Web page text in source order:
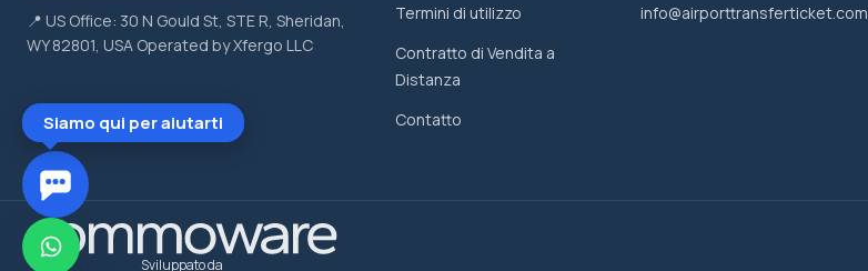
📍 US Office: 30 N Gould St, STE R, Sheridan,
WY 82801, USA Operated by Xfergo LLC
Termini di utilizzo
Contratto di Vendita a
Distanza
Contatto
info@airporttransferticket.com
Sviluppato da
Siamo qui per aiutarti